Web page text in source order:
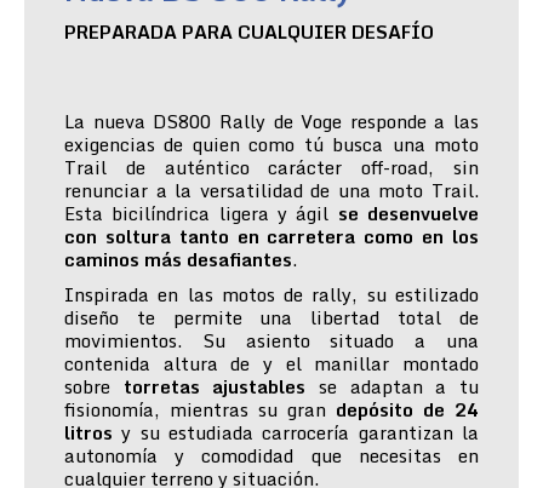
PREPARADA PARA CUALQUIER DESAFÍO
La nueva DS800 Rally de Voge responde a las
exigencias de quien como tú busca una moto
Trail de auténtico carácter off-road, sin
renunciar a la versatilidad de una moto Trail.
Esta bicilíndrica ligera y ágil se desenvuelve
con soltura tanto en carretera como en los
caminos más desafiantes.
Inspirada en las motos de rally, su estilizado
diseño te permite una libertad total de
movimientos. Su asiento situado a una
contenida altura de y el manillar montado
sobre torretas ajustables se adaptan a tu
fisionomía, mientras su gran depósito de 24
litros y su estudiada carrocería garantizan la
autonomía y comodidad que necesitas en
cualquier terreno y situación.